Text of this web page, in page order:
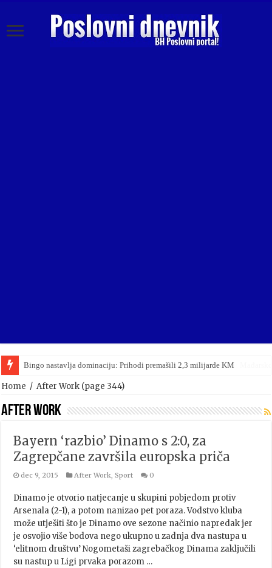
Bingo nastavlja dominaciju: Prihodi premašili 2,3 milijarde KM
Viktor Orban upravo priznao poraz na parlamentarnim izborima u
Home / After Work (page 344)
After Work
Bayern ‘razbio’ Dinamo s 2:0, za
Zagrepčane završila europska priča
dec 9, 2015 After Work,Sport 0
Dinamo je otvorio natjecanje u skupini pobjedom protiv
Arsenala (2-1), a potom nanizao pet poraza. Vodstvo kluba
može utješiti što je Dinamo ove sezone načinio napredak jer
je osvojio više bodova nego ukupno u zadnja dva nastupa u
‘elitnom društvu’ Nogometaši zagrebačkog Dinama zaključili
su nastup u Ligi prvaka porazom …